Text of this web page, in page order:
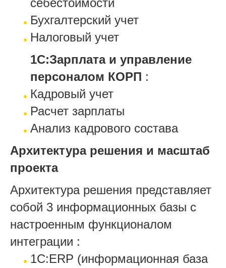
Бухгалтерский учет
Налоговый учет
1С:Зарплата и управление
персоналом КОРП :
Кадровый учет
Расчет зарплаты
Анализ кадрового состава
Архитектура решения и масштаб
проекта
Архитектура решения представляет
собой 3 информационных базы с
настроенным функционалом
интеграции :
1С:ERP (информационная база